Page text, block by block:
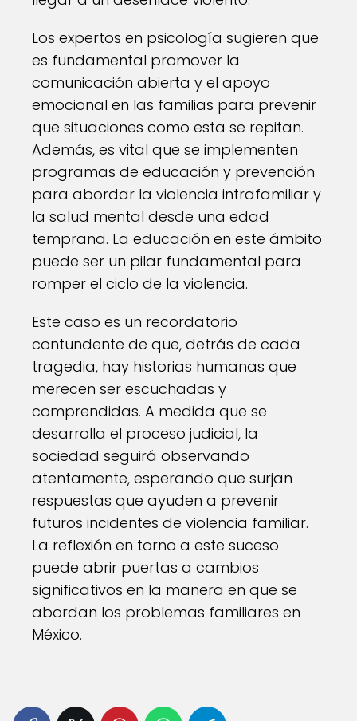
Los expertos en psicología sugieren que
es fundamental promover la
comunicación abierta y el apoyo
emocional en las familias para prevenir
que situaciones como esta se repitan.
Además, es vital que se implementen
programas de educación y prevención
para abordar la violencia intrafamiliar y
la salud mental desde una edad
temprana. La educación en este ámbito
puede ser un pilar fundamental para
romper el ciclo de la violencia.
Este caso es un recordatorio
contundente de que, detrás de cada
tragedia, hay historias humanas que
merecen ser escuchadas y
comprendidas. A medida que se
desarrolla el proceso judicial, la
sociedad seguirá observando
atentamente, esperando que surjan
respuestas que ayuden a prevenir
futuros incidentes de violencia familiar.
La reflexión en torno a este suceso
puede abrir puertas a cambios
significativos en la manera en que se
abordan los problemas familiares en
México.